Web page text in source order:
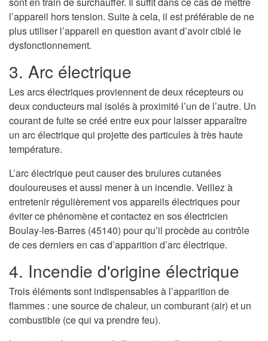
l’appareil hors tension. Suite à cela, il est préférable de ne
plus utiliser l’appareil en question avant d’avoir ciblé le
dysfonctionnement.
3. Arc électrique
Les arcs électriques proviennent de deux récepteurs ou
deux conducteurs mal isolés à proximité l’un de l’autre. Un
courant de fuite se créé entre eux pour laisser apparaître
un arc électrique qui projette des particules à très haute
température.
L’arc électrique peut causer des brulures cutanées
douloureuses et aussi mener à un incendie. Veillez à
entretenir régulièrement vos appareils électriques pour
éviter ce phénomène et contactez en sos électricien
Boulay-les-Barres (45140) pour qu’il procède au contrôle
de ces derniers en cas d’apparition d’arc électrique.
4. Incendie d'origine électrique
Trois éléments sont indispensables à l’apparition de
flammes : une source de chaleur, un comburant (air) et un
combustible (ce qui va prendre feu).